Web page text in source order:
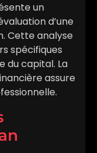
un
d’une
Cette analyse
spécifiques
du capital. La
assure